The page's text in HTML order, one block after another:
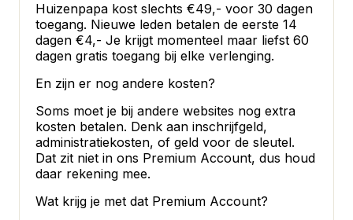
Huizenpapa kost slechts €49,- voor 30 dagen
toegang. Nieuwe leden betalen de eerste 14
dagen €4,- Je krijgt momenteel maar liefst 60
dagen gratis toegang bij elke verlenging.
En zijn er nog andere kosten?
Soms moet je bij andere websites nog extra
kosten betalen. Denk aan inschrijfgeld,
administratiekosten, of geld voor de sleutel.
Dat zit niet in ons Premium Account, dus houd
daar rekening mee.
Wat krijg je met dat Premium Account?